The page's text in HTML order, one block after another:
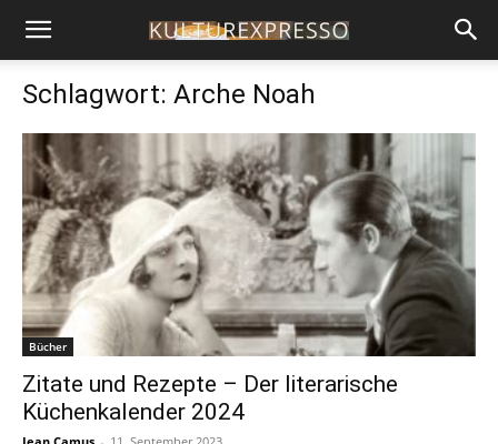
Schlagwort: Arche Noah
Bücher
Zitate und Rezepte – Der literarische
Küchenkalender 2024